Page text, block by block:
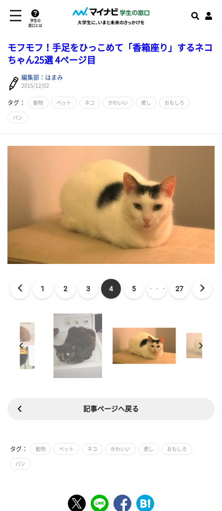
学生の
窓口とは
モフモフ！手足をひっこめて「香箱座り」するネコ
ちゃん25選 4ページ目
編集部：はまみ
2015/12/02
タグ： 動物 ペット ネコ かわいい 癒し おもしろ
パン
1 2 3 4 5 ・・・ 27
記事ページへ戻る
タグ： 動物 ペット ネコ かわいい 癒し おもしろ
パン